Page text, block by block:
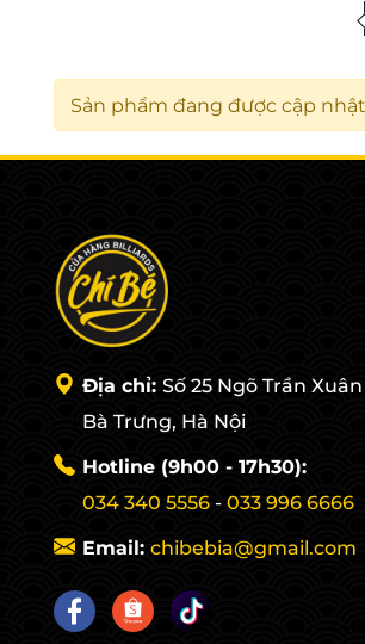
Sản phẩm đang được cập
Địa chỉ: Số 25 Ngõ Trần
Bà Trưng, Hà Nội
Hotline (9h00 - 17h30):
034 340 5556 - 033 996 6666
Email: chibebia@gmail.com